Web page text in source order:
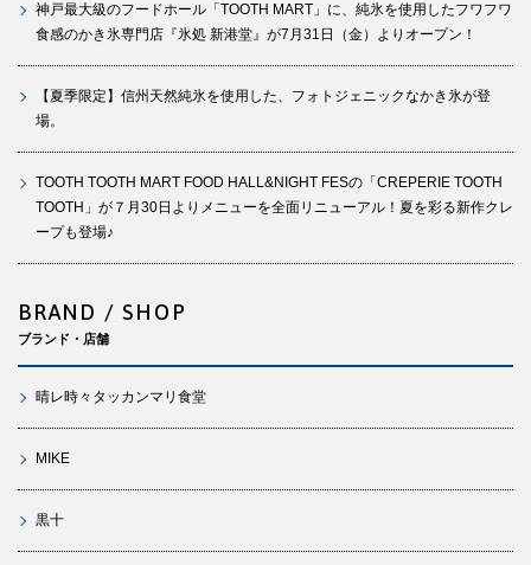
神戸最大級のフードホール「TOOTH MART」に、純氷を使用したフワフワ
食感のかき氷専門店『氷処 新港堂』が7月31日（金）よりオープン！
【夏季限定】信州天然純氷を使用した、フォトジェニックなかき氷が登
場。
TOOTH TOOTH MART FOOD HALL&NIGHT FESの「CREPERIE TOOTH
TOOTH」が７月30日よりメニューを全面リニューアル！夏を彩る新作クレ
ープも登場♪
BRAND / SHOP
ブランド・店舗
晴レ時々タッカンマリ食堂
MIKE
黒十